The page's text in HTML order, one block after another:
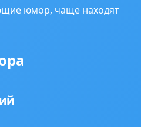
юмор, чаще находят